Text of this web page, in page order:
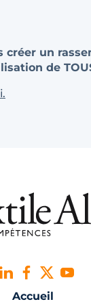
créer un
de
Accueil